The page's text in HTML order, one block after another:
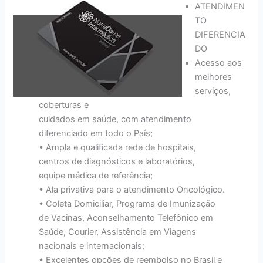
ATENDIMEN
TO
DIFERENCIA
DO
Acesso aos
melhores
serviços,
coberturas e
cuidados em saúde, com atendimento
diferenciado em todo o País;
• Ampla e qualificada rede de hospitais,
centros de diagnósticos e laboratórios,
equipe médica de referência;
• Ala privativa para o atendimento Oncológico.
• Coleta Domiciliar, Programa de Imunização
de Vacinas, Aconselhamento Telefônico em
Saúde, Courier, Assistência em Viagens
nacionais e internacionais;
• Excelentes opções de reembolso no Brasil e